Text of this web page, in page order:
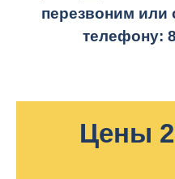
перезвоним или
телефону:
Цены